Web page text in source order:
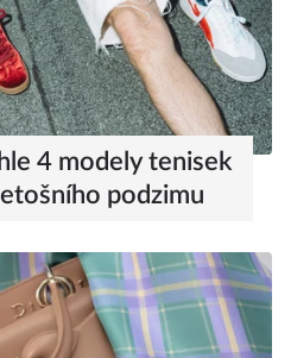
4 modely tenisek
podzimu